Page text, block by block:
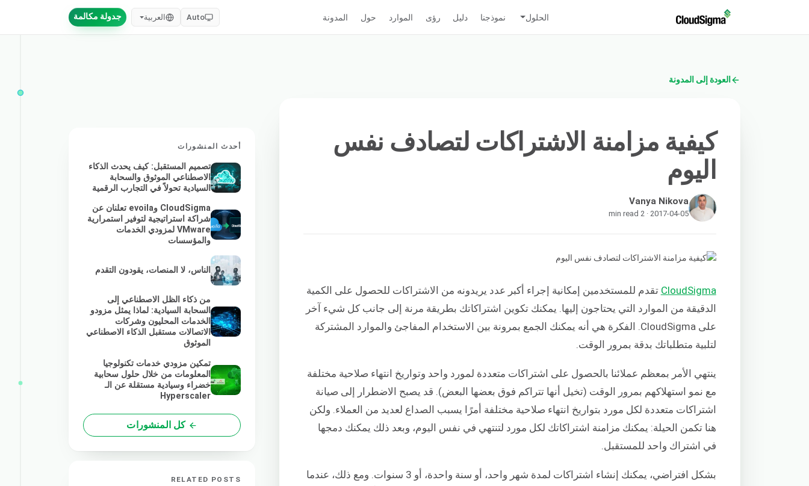
الحلول نموذجنا دليل رؤى الموارد حول المدونة Auto العربية جدولة مكالمة
العودة إلى المدونة
كيفية مزامنة الاشتراكات لتصادف نفس
اليوم
Vanya Nikova
2017-04-05 · 2 min read
CloudSigma تقدم للمستخدمين إمكانية إجراء أكبر عدد يريدونه من الاشتراكات للحصول على الكمية
الدقيقة من الموارد التي يحتاجون إليها. يمكنك تكوين اشتراكاتك بطريقة مرنة إلى جانب كل شيء آخر
على CloudSigma. الفكرة هي أنه يمكنك الجمع بمرونة بين الاستخدام المفاجئ والموارد المشتركة
لتلبية متطلباتك بدقة بمرور الوقت.
ينتهي الأمر بمعظم عملائنا بالحصول على اشتراكات متعددة لمورد واحد وتواريخ انتهاء صلاحية مختلفة
مع نمو استهلاكهم بمرور الوقت (تخيل أنها تتراكم فوق بعضها البعض). قد يصبح الاضطرار إلى صيانة
اشتراكات متعددة لكل مورد بتواريخ انتهاء صلاحية مختلفة أمرًا يسبب الصداع لعديد من العملاء. ولكن
هنا تكمن الحيلة: يمكنك مزامنة اشتراكاتك لكل مورد لتنتهي في نفس اليوم، وبعد ذلك يمكنك دمجها
في اشتراك واحد للمستقبل.
بشكل افتراضي، يمكنك إنشاء اشتراكات لمدة شهر واحد، أو سنة واحدة، أو 3 سنوات. ومع ذلك، عندما
أحدث المنشورات
تصميم المستقبل: كيف يحدث الذكاء
الاصطناعي الموثوق والسحابة
السيادية تحولاً في التجارب الرقمية
CloudSigma وevoila تعلنان عن
شراكة استراتيجية لتوفير استمرارية
VMware لمزودي الخدمات
والمؤسسات
الناس، لا المنصات، يقودون التقدم
من ذكاء الظل الاصطناعي إلى
السحابة السيادية: لماذا يمثل مزودو
الخدمات المحليون وشركات
الاتصالات مستقبل الذكاء الاصطناعي
الموثوق
تمكين مزودي خدمات تكنولوجيا
المعلومات من خلال حلول سحابية
خضراء وسيادية مستقلة عن الـ
Hyperscaler
كل المنشورات
RELATED POSTS